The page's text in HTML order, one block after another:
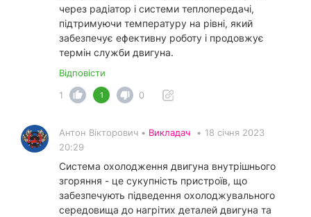
через радіатор і системи теплопередачі,
підтримуючи температуру на рівні, який
забезпечує ефективну роботу і продовжує
термін служби двигуна.
Відповісти
1
1 0
Антон Вікторович • Викладач • 18 січня 2023
20:29
Система охолодження двигуна внутрішнього
згоряння - це сукупність пристроїв, що
забезпечують підведення охолоджувального
середовища до нагрітих деталей двигуна та